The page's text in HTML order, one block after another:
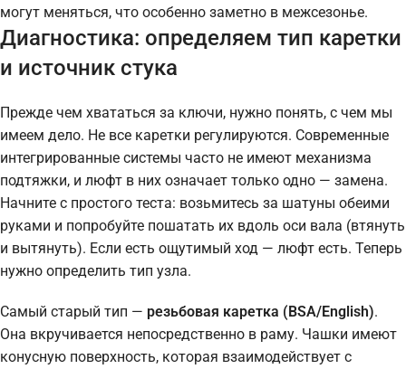
могут меняться, что особенно заметно в межсезонье.
Диагностика: определяем тип каретки
и источник стука
Прежде чем хвататься за ключи, нужно понять, с чем мы
имеем дело. Не все каретки регулируются. Современные
интегрированные системы часто не имеют механизма
подтяжки, и люфт в них означает только одно — замена.
Начните с простого теста: возьмитесь за шатуны обеими
руками и попробуйте пошатать их вдоль оси вала (втянуть
и вытянуть). Если есть ощутимый ход — люфт есть. Теперь
нужно определить тип узла.
Самый старый тип — резьбовая каретка (BSA/English).
Она вкручивается непосредственно в раму. Чашки имеют
конусную поверхность, которая взаимодействует с